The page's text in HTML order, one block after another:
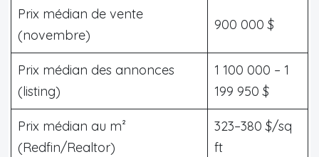
Prix médian de vente
(novembre)
900 000 $
Prix médian des annonces
(listing)
1 100 000 – 1
199 950 $
Prix médian au m²
(Redfin/Realtor)
323–380 $/sq
ft